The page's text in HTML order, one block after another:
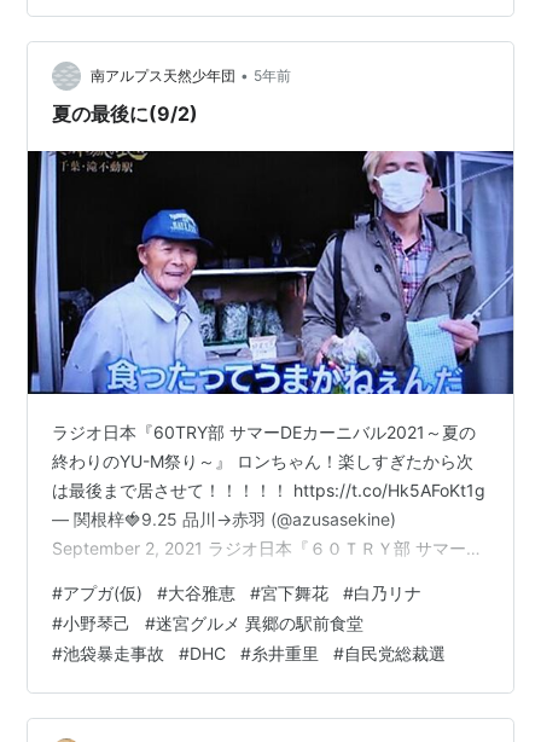
な自分は目の前で そんなことやった人間がいたら、絶対
にぶん殴って半殺しにしてますね。だって、絶対 に許せ
ないから。冷静な方は、今の話を聞いて…
南アルプス天然少年団 • 5年前
夏の最後に(9/2)
ラジオ日本『60TRY部 サマーDEカーニバル2021～夏の
終わりのYU-M祭り～』 ロンちゃん！楽しすぎたから次
は最後まで居させて！！！！！ https://t.co/Hk5AFoKt1g
— 関根梓🍓9.25 品川→赤羽 (@azusasekine)
September 2, 2021 ラジオ日本『６０ＴＲＹ部 サマーDE
がとうございました！！！！緊張したああ！！！けど楽
しかったああああ！！！！！！！！！！！！！！とりあ
えず靴べら買いに行きます。またよろしくお願いしま
す！！！！🥺🥺🤎#try1422 pic.twitter.com/weX…
#アプガ(仮) #大谷雅恵 #宮下舞花 #白乃リナ
#小野琴己 #迷宮グルメ 異郷の駅前食堂
#池袋暴走事故 #DHC #糸井重里 #自民党総裁選